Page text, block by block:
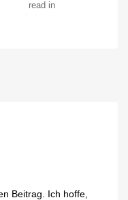
read in
Beitrag. Ich hoffe,